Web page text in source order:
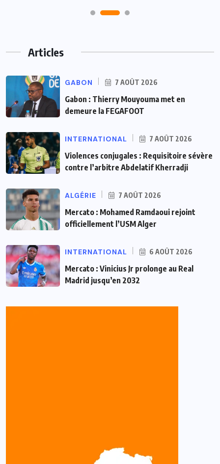
Articles
GABON 7 AOÛT 2026
Gabon : Thierry Mouyouma met en
demeure la FEGAFOOT
INTERNATIONAL 7 AOÛT 2026
Violences conjugales : Requisitoire sévère
contre l’arbitre Abdelatif Kherradji
ALGÉRIE 7 AOÛT 2026
Mercato : Mohamed Ramdaoui rejoint
officiellement l’USM Alger
INTERNATIONAL 6 AOÛT 2026
Mercato : Vinicius Jr prolonge au Real
Madrid jusqu’en 2032